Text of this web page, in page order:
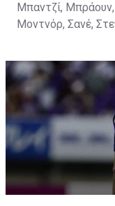
Μπαντζί,
Μοντνόρ, Σανέ,